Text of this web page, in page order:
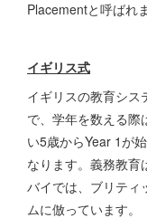
Placementと呼ばれ
イギリス式
イギリスの教育シス
で、学年を数える際
い5歳からYear 1が
なります。義務教育
バイでは、ブリティ
ムに倣っています。